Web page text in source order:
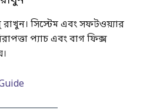
সিস্টেম এবং সফটওয়্যার
প্যাচ এবং বাগ ফিক্স